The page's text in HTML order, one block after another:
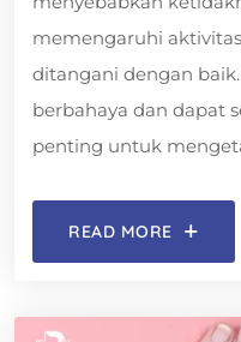
memengaruhi
ditangani dengan
berbahaya dan dapat
penting untuk
READ MORE